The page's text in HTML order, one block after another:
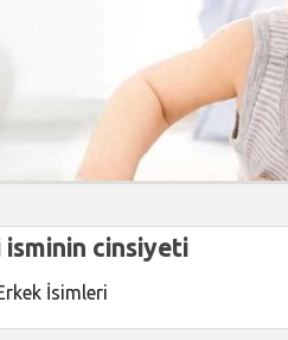
isminin cinsiyeti
İsimleri